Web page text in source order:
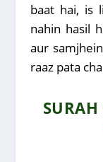
baat hai, is
nahin hasil
aur
raaz pata